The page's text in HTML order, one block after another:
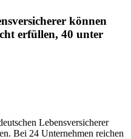
können
erfüllen, 40 unter
Lebensversicherer
Bei 24 Unternehmen reichen